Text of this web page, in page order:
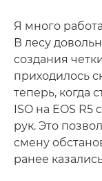
Я много
В лесу
создания
приходилось
теперь, когда
ISO на EOS R5
рук. Это
смену
ранее